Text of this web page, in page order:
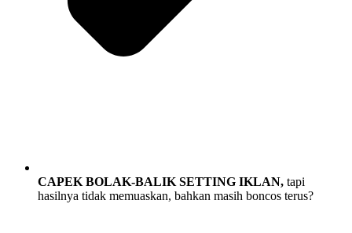
CAPEK BOLAK-BALIK SETTING IKLAN, tapi
hasilnya tidak memuaskan, bahkan masih boncos terus?